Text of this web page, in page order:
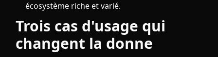
écosystème riche et varié.
Trois cas d'usage qui
changent la donne